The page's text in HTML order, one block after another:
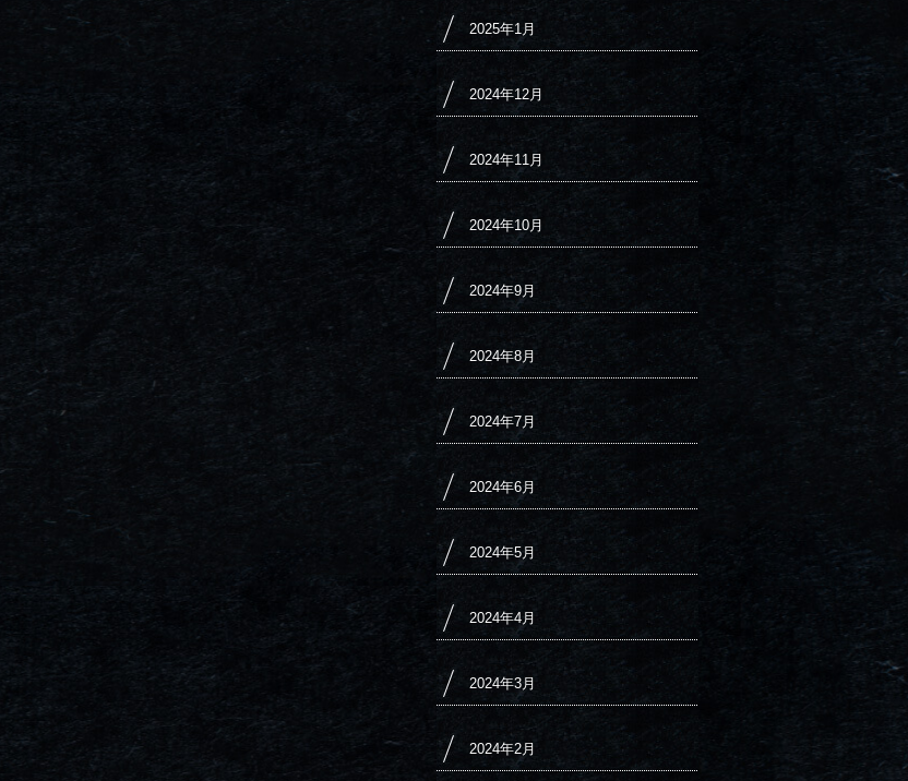
2025年1月
2024年12月
2024年11月
2024年10月
2024年9月
2024年8月
2024年7月
2024年6月
2024年5月
2024年4月
2024年3月
2024年2月